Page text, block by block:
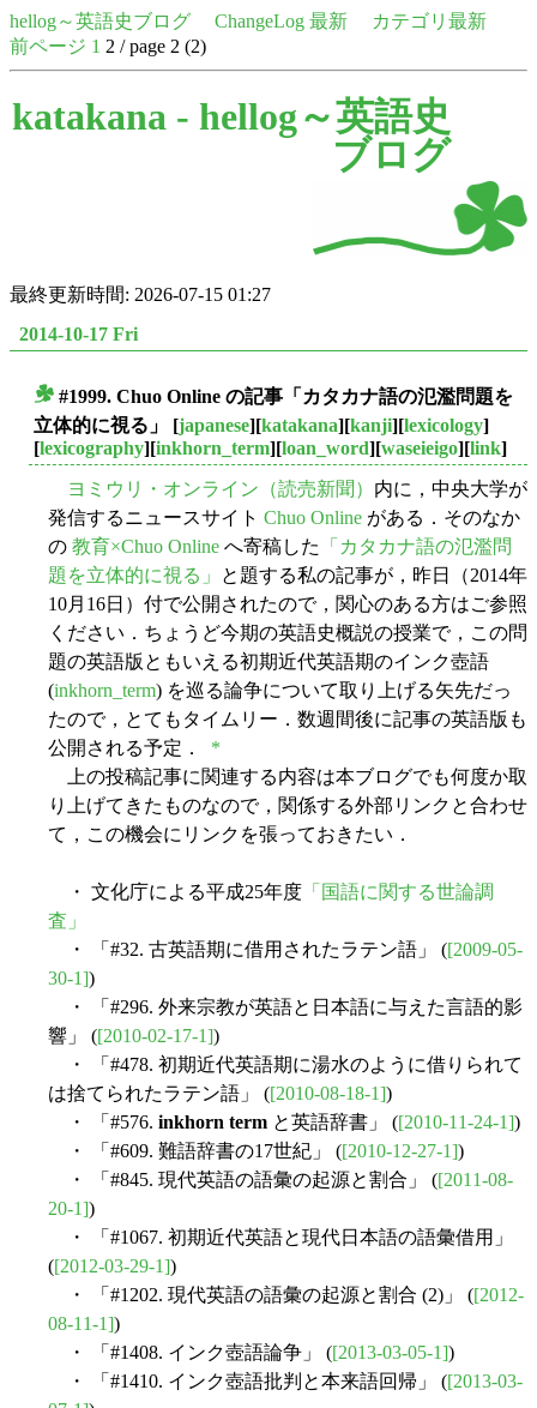
hellog～英語史ブログ ChangeLog 最新
カテゴリ最新
前ページ 1 2 / page 2 (2)
katakana - hellog～英語史
ブログ
最終更新時間: 2026-07-15 01:27
2014-10-17 Fri
#1999. Chuo Online の記事「カタカナ語の氾濫問題を
立体的に視る」
[japanese][katakana][kanji][lexicology]
[lexicography][inkhorn_term][loan_word][waseieigo][link]
ヨミウリ・オンライン（読売新聞） 内に，中央大学が
発信するニュースサイト Chuo Online がある．そのなか
の 教育×Chuo Online へ寄稿した
「カタカナ語の氾濫問
題を立体的に視る」
と題する私の記事が，昨日（2014年
10月16日）付で公開されたので，関心のある方はご参照
ください．ちょうど今期の英語史概説の授業で，この問
題の英語版ともいえる初期近代英語期のインク壺語
(inkhorn_term) を巡る論争について取り上げる矢先だっ
たので，とてもタイムリー．数週間後に記事の英語版も
公開される予定． *
上の投稿記事に関連する内容は本ブログでも何度か取
り上げてきたものなので，関係する外部リンクと合わせ
て，この機会にリンクを張っておきたい．
・ 文化庁による平成25年度 「国語に関する世論調
査」
・ 「#32. 古英語期に借用されたラテン語」 ([2009-05-
30-1])
・ 「#296. 外来宗教が英語と日本語に与えた言語的影
響」 ([2010-02-17-1])
・ 「#478. 初期近代英語期に湯水のように借りられて
は捨てられたラテン語」 ([2010-08-18-1])
・ 「#576. inkhorn term と英語辞書」 ([2010-11-24-1])
・ 「#609. 難語辞書の17世紀」 ([2010-12-27-1])
・ 「#845. 現代英語の語彙の起源と割合」 ([2011-08-
20-1])
・ 「#1067. 初期近代英語と現代日本語の語彙借用」
([2012-03-29-1])
・ 「#1202. 現代英語の語彙の起源と割合 (2)」 ([2012-
08-11-1])
・ 「#1408. インク壺語論争」 ([2013-03-05-1])
・ 「#1410. インク壺語批判と本来語回帰」 ([2013-03-